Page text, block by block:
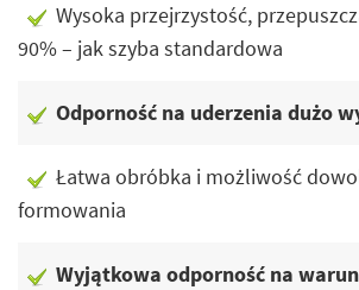
Wysoka przejrzystość,
90% – jak szyba standardowa
Odporność na uderzenia dużo
Łatwa obróbka i możliwość
formowania
Wyjątkowa odporność na